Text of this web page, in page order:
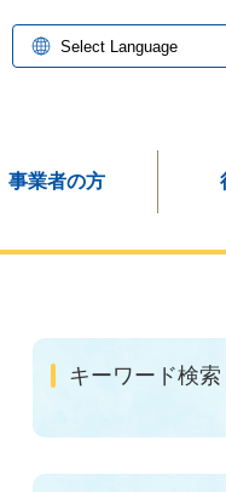
事業者の方
キーワード検索